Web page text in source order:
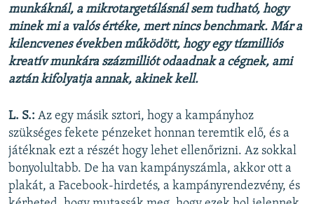
munkáknál, a mikrotargetálásnál sem tudható, hogy
minek mi a valós értéke, mert nincs benchmark. Már a
kilencvenes években működött, hogy egy tízmilliós
kreatív munkára százmilliót odaadnak a cégnek, ami
aztán kifolyatja annak, akinek kell.
L. S.: Az egy másik sztori, hogy a kampányhoz
szükséges fekete pénzeket honnan teremtik elő, és a
játéknak ezt a részét hogy lehet ellenőrizni. Az sokkal
bonyolultabb. De ha van kampányszámla, akkor ott a
plakát, a Facebook-hirdetés, a kampányrendezvény, és